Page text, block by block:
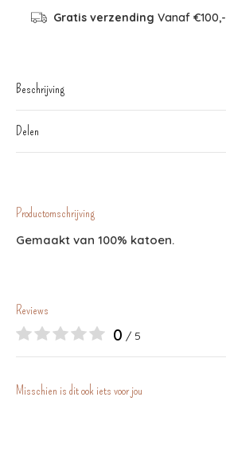
Gratis verzending Vanaf €100,-
Beschrijving
Delen
Productomschrijving
Gemaakt van 100% katoen.
Reviews
0 / 5
Misschien is dit ook iets voor jou